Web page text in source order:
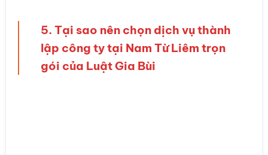
5. Tại sao nên chọn dịch vụ thành
lập công ty tại Nam Từ Liêm trọn
gói của Luật Gia Bùi